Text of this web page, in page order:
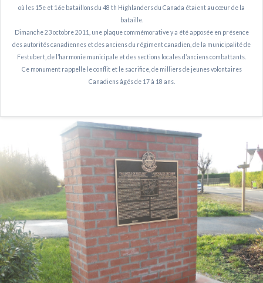
où les 15e et 16e bataillons du 48 th Highlanders du Canada étaient au cœur de la
bataille.
Dimanche 23 octobre 2011, une plaque commémorative y a été apposée en présence
des autorités canadiennes et des anciens du régiment canadien, de la municipalité de
Festubert, de l’harmonie municipale et des sections locales d’anciens combattants.
Ce monument rappelle le conflit et le sacrifice, de milliers de jeunes volontaires
Canadiens âgés de 17 à 18 ans.